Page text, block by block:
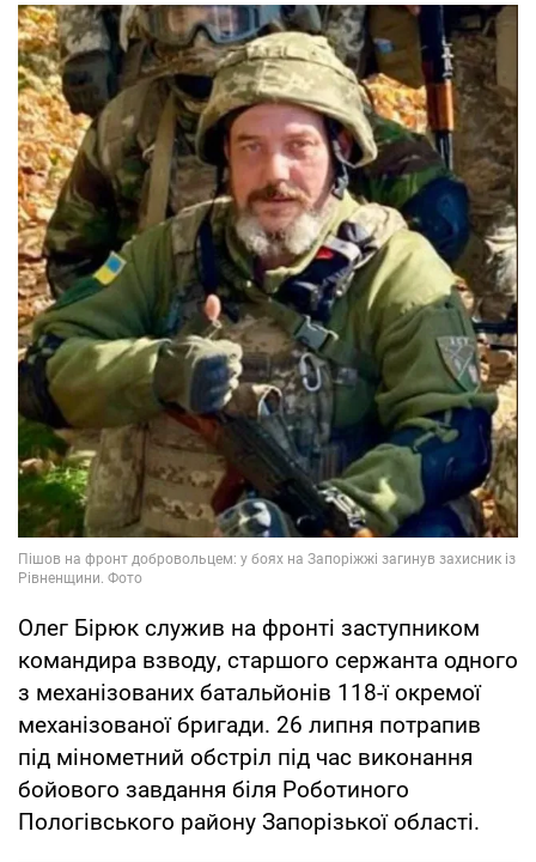
Олег Бірюк служив на фронті заступником
командира взводу, старшого сержанта одного
з механізованих батальйонів 118-ї окремої
механізованої бригади. 26 липня потрапив
під мінометний обстріл під час виконання
бойового завдання біля Роботиного
Пологівського району Запорізької області.